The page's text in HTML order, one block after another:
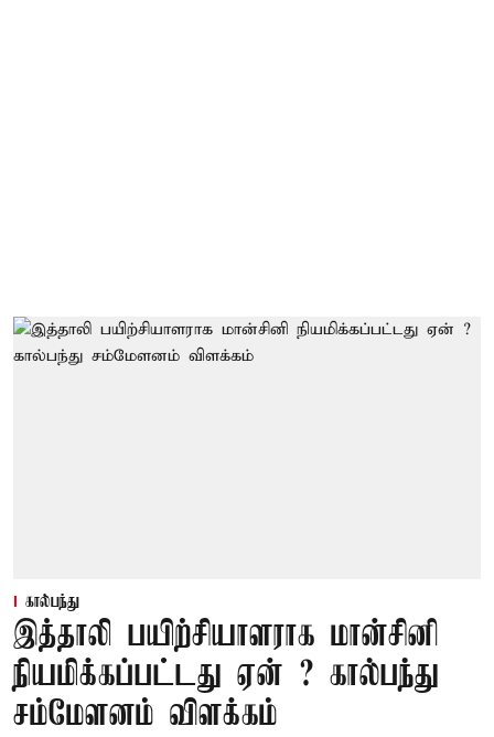
கால்பந்து
இத்தாலி பயிற்சியாளராக மான்சினி
நியமிக்கப்பட்டது ஏன் ? கால்பந்து
சம்மேளனம் விளக்கம்